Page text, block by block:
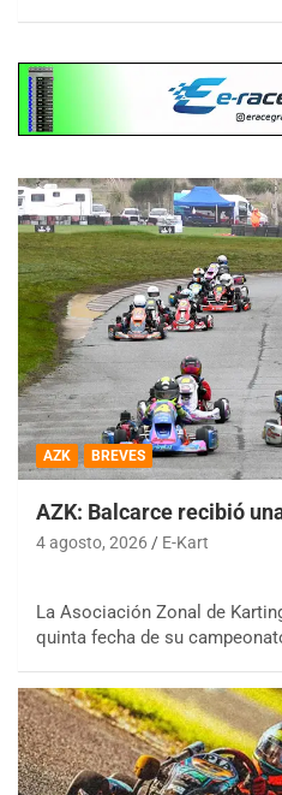
AZK BREVES
AZK: Balcarce recibió
4 agosto, 2026 E-Kart
La Asociación Zonal de
quinta fecha de su